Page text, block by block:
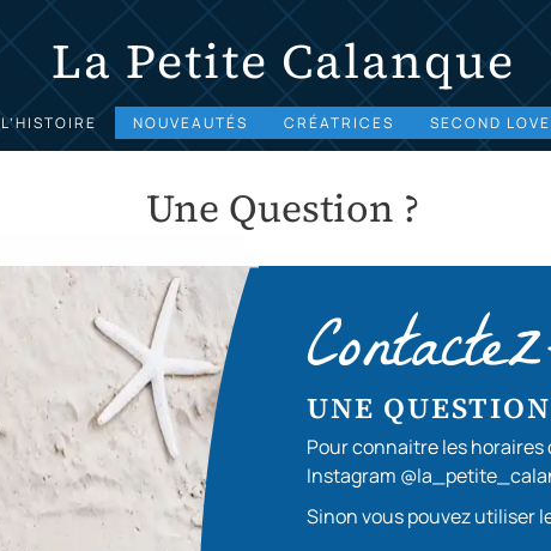
La Petite Calanque
L’HISTOIRE NOUVEAUTÉS CRÉATRICES SECOND LOVE
Une Question ?
UNE
Pour connaitre les horaires
Instagram
Sinon vous pouvez utiliser